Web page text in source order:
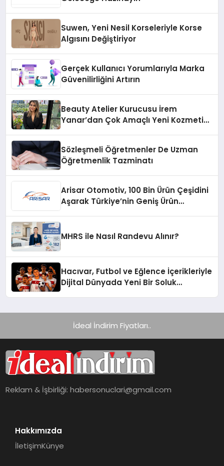
Suwen, Yeni Nesil Korseleriyle Korse
Algısını Değiştiriyor
Gerçek Kullanıcı Yorumlarıyla Marka
Güvenilirliğini Artırın
Beauty Atelier Kurucusu İrem
Yanar’dan Çok Amaçlı Yeni Kozmetik
Sözleşmeli Öğretmenler De Uzman
Öğretmenlik Tazminatı
Arisar Otomotiv, 100 Bin Ürün Çeşidini
Aşarak Türkiye’nin Geniş Ürün
MHRS ile Nasıl Randevu Alınır?
Hacıvar, Futbol ve Eğlence İçerikleriyle
Dijital Dünyada Yeni Bir Soluk
İdeal İndirim Fiyatları..
Reklam & İşbirliği:habersonuclari@gmail.com
Hakkımızda
İletişimKünye